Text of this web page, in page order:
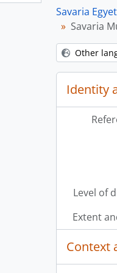
Savaria
Savaria
Other
Identity
Level of
Extent
Context